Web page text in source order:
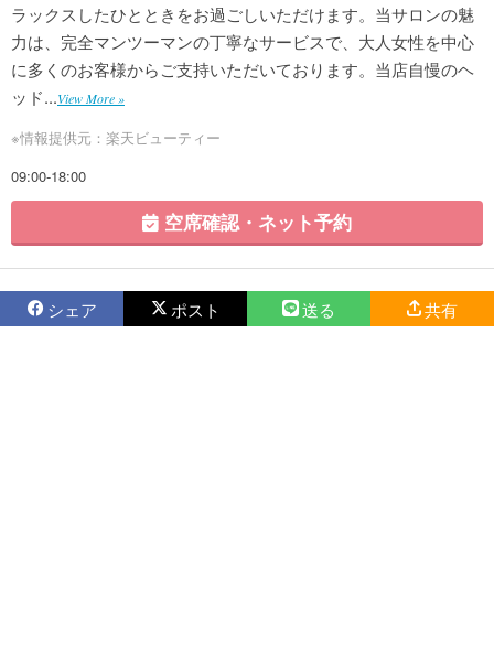
ラックスしたひとときをお過ごしいただけます。当サロンの魅
力は、完全マンツーマンの丁寧なサービスで、大人女性を中心
に多くのお客様からご支持いただいております。当店自慢のヘ
ッド...View More »
※情報提供元：楽天ビューティー
09:00-18:00
空席確認・ネット予約
シェア ポスト 送る 共有